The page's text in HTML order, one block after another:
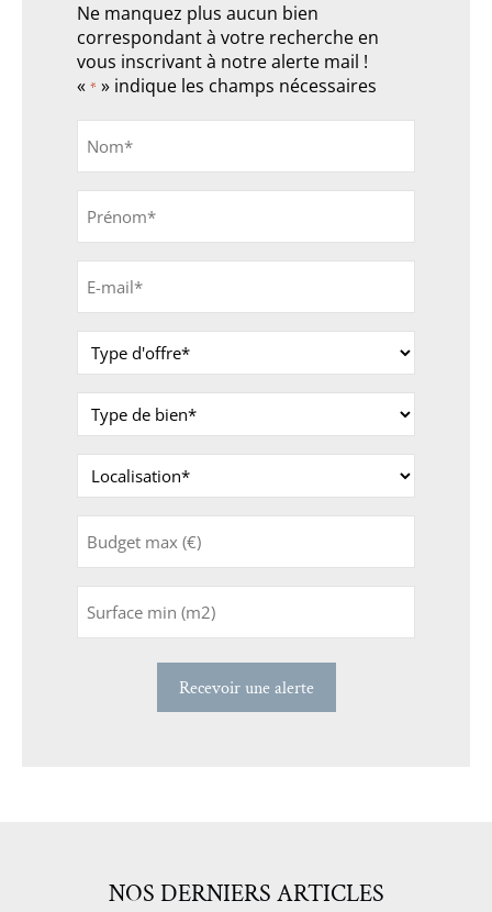
Ne manquez plus aucun bien
correspondant à votre recherche en
vous inscrivant à notre alerte mail !
« * » indique les champs nécessaires
mail
*
Type
d'offre
Type
bien
Localisation
max
(€)
min
(m2)
NOS DERNIERS ARTICLES